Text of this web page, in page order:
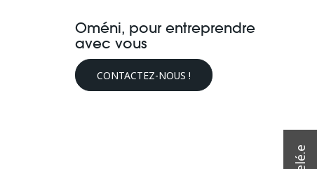
Oméni, pour entreprendre
avec vous
CONTACTEZ-NOUS !